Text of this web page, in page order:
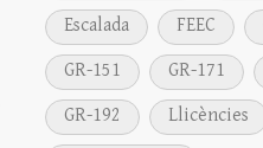
Escalada
FEEC
GR-151
GR-171
GR-192
Llicències